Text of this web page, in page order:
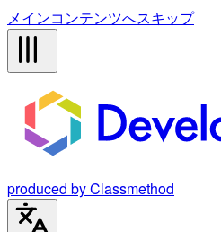
メインコンテンツへスキップ
produced by Classmethod